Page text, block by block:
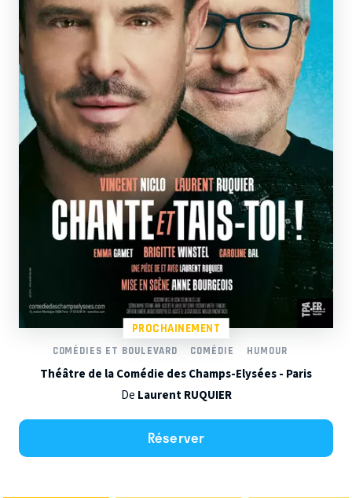
PROCHAINEMENT
COMÉDIES ET BOULEVARD COMÉDIE HUMOUR
Théâtre de la Comédie des Champs-Elysées - Paris
De Laurent RUQUIER
Réserver